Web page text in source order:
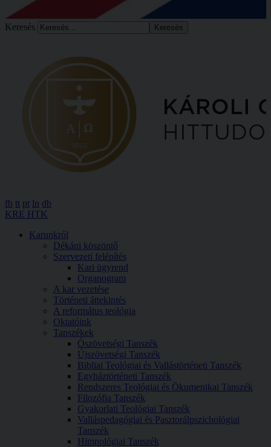
Keresés
fb tt pt ln db
KRE HTK
Karunkról
Dékáni köszöntő
Szervezeti felépítés
Kari ügyrend
Organogram
A kar vezetése
Történeti áttekintés
A református teológia
Oktatóink
Tanszékek
Ószövetségi Tanszék
Újszövetségi Tanszék
Bibliai Teológiai és Vallástörténeti Tanszék
Egyháztörténeti Tanszék
Rendszeres Teológiai és Ökumenikai Tanszék
Filozófia Tanszék
Gyakorlati Teológiai Tanszék
Valláspedagógiai és Pasztorálpszichológiai
Tanszék
Himnológiai Tanszék